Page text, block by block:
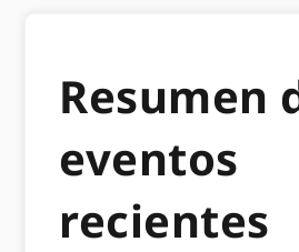
Resumen
eventos
recientes